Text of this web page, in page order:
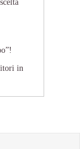
in